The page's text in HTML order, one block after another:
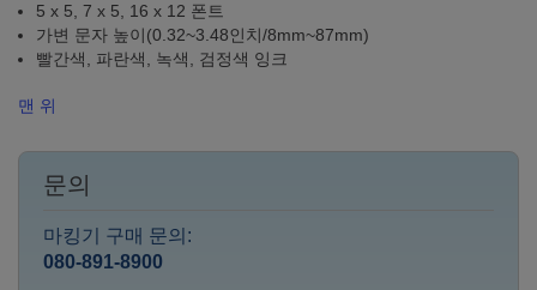
5 x 5, 7 x 5, 16 x 12 폰트
가변 문자 높이(0.32~3.48인치/8mm~87mm)
빨간색, 파란색, 녹색, 검정색 잉크
맨 위
문의
마킹기 구매 문의:
080-891-8900